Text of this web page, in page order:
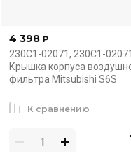
4 398 ₽
230C1-02071, 230C1-02071
Крышка корпуса
фильтра Mitsubishi S6S
К сравнению